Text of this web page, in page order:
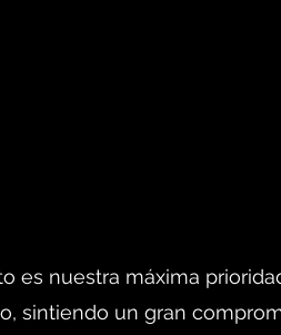
es nuestra máxima
sintiendo un gran